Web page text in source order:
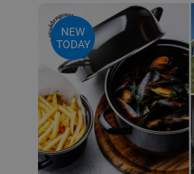
NEW
TODAY